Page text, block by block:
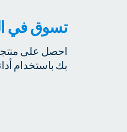
تسوق في
احصل على
بك باستخدام